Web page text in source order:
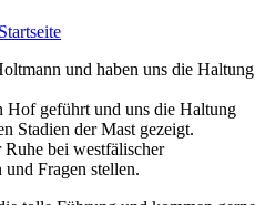
Startseite
und haben uns die Haltung
Hof geführt und uns die Haltung
Stadien der Mast gezeigt.
bei westfälischer
Fragen stellen.